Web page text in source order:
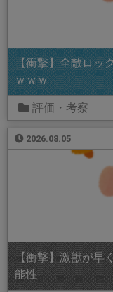
【衝撃】全敵ロッ
ｗｗｗ
評価・考察
2026.08.05
【衝撃】激獣が早
能性